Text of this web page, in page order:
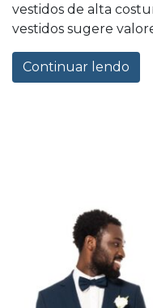
vestidos de alta
vestidos sugere
Continuar lendo